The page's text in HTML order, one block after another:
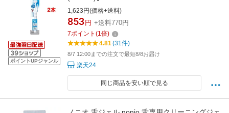
ポイントUPジャンル
1,623円(価格+送料)
853 円 +送料770円
7ポイント (1倍)
4.81(31件)
8/7 12:00までの注文で最短8/8お届け
楽天24
同じ商品を安い順で見る